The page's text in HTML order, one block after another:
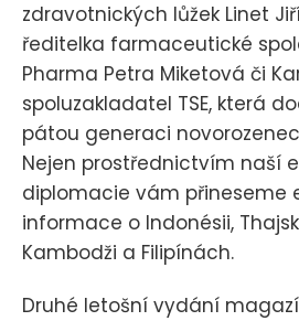
zdravotnických lůžek Linet
ředitelka farmaceutické
Pharma Petra Miketová či
spoluzakladatel TSE, která
pátou generaci
Nejen prostřednictvím naší
diplomacie vám přineseme
informace o Indonésii,
Kambodži a Filipínách.
Druhé letošní vydání